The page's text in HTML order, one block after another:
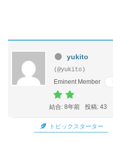
yukito
(@yukito)
Eminent Member
結合: 8年前 投稿: 43
トピックスターター